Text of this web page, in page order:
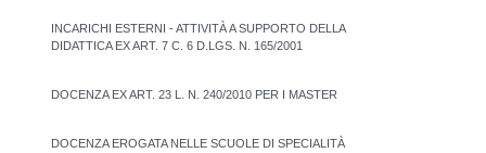
INCARICHI ESTERNI - ATTIVITÀ A SUPPORTO DELLA
DIDATTICA EX ART. 7 C. 6 D.LGS. N. 165/2001
DOCENZA EX ART. 23 L. N. 240/2010 PER I MASTER
DOCENZA EROGATA NELLE SCUOLE DI SPECIALITÀ